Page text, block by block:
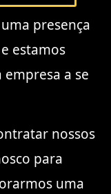
presença
estamos
a se
nossos
para
uma